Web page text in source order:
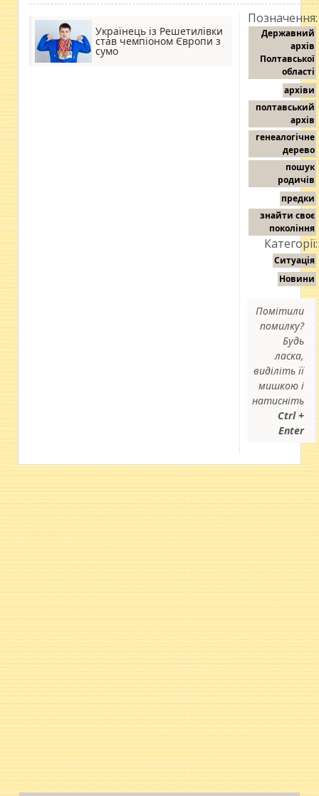
Українець із Решетилівки
став чемпіоном Європи з
сумо
Позначення:
Державний
архів
Полтавської
області
архіви
полтавський
архів
генеалогічне
дерево
пошук
родичів
предки
знайти своє
покоління
Категорії:
Ситуація
Новини
Помітили
помилку?
Будь
ласка,
виділіть її
мишкою і
натисніть
Ctrl +
Enter